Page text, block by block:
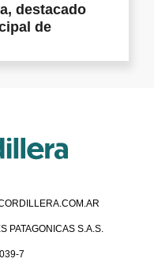
destacado
de
PATAGONICAS S.A.S.
7